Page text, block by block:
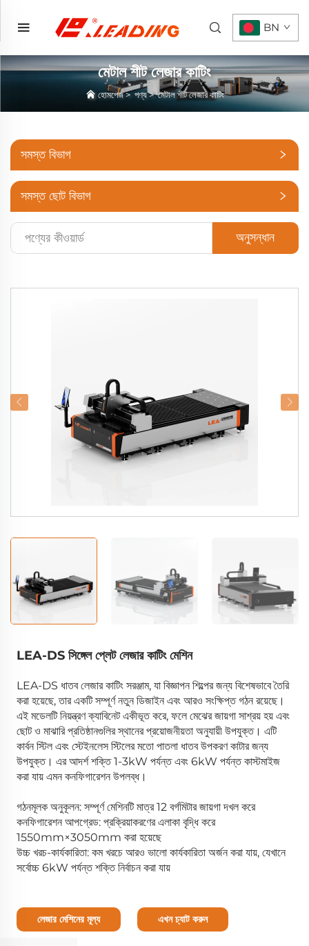
BN
মেটাল শীট লেজার কাটিং
হোমপেজ>পণ্য>মেটাল শীট লেজার কাটিং
সমস্ত বিভাগ
সমস্ত ছোট বিভাগ
অনুসন্ধান
LEA-DS সিঙ্গেল প্লেট লেজার কাটিং মেশিন
LEA-DS ধাতব লেজার কাটিং সরঞ্জাম, যা বিজ্ঞাপন শিল্পের জন্য বিশেষভাবে তৈরি
করা হয়েছে, তার একটি সম্পূর্ণ নতুন ডিজাইন এবং আরও সংক্ষিপ্ত গঠন রয়েছে।
এই মডেলটি নিয়ন্ত্রণ ক্যাবিনেট একীভূত করে, ফলে মেঝের জায়গা সাশ্রয় হয় এবং
ছোট ও মাঝারি প্রতিষ্ঠানগুলির স্থানের প্রয়োজনীয়তা অনুযায়ী উপযুক্ত। এটি
কার্বন স্টিল এবং স্টেইনলেস স্টিলের মতো পাতলা ধাতব উপকরণ কাটার জন্য
উপযুক্ত। এর আদর্শ শক্তি 1-3kW পর্যন্ত এবং 6kW পর্যন্ত কাস্টমাইজ
করা যায় এমন কনফিগারেশন উপলব্ধ।
গঠনমূলক অনুকূলন: সম্পূর্ণ মেশিনটি মাত্র 12 বর্গমিটার জায়গা দখল করে
কনফিগারেশন আপগ্রেড: প্রক্রিয়াকরণের এলাকা বৃদ্ধি করে
1550mm×3050mm করা হয়েছে
উচ্চ খরচ-কার্যকারিতা: কম খরচে আরও ভালো কার্যকারিতা অর্জন করা যায়, যেখানে
সর্বোচ্চ 6kW পর্যন্ত শক্তি নির্বাচন করা যায়
লেজার মেশিনের মূল্য এখন চ্যাট করুন